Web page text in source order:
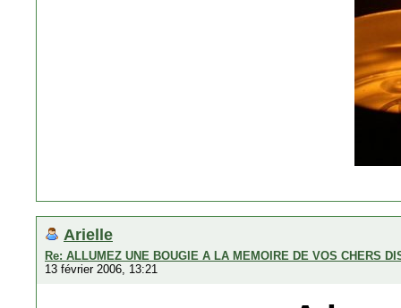
Arielle
Re: ALLUMEZ UNE BOUGIE A LA MEMOIRE DE VOS CHERS
13 février 2006, 13:21